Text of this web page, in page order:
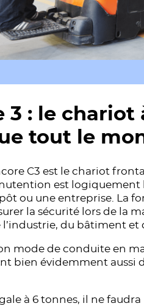
3 : le chariot
tout le
C3 est le chariot
est logiquement
ou une entreprise. La
la sécurité lors de la
du bâtiment et
mode de conduite en
bien évidemment aussi
à 6 tonnes, il ne